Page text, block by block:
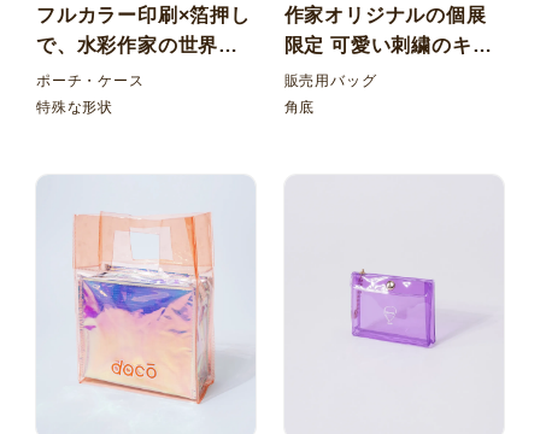
フルカラー印刷×箔押し
で、水彩作家の世界観
を表現！個展限定の合
皮本型ポーチ小物入れ
ポーチ・ケース
特殊な形状
作家オリジナルの個展
限定 可愛い刺繍のキャ
ラクターがポイントの
ナイロンランチバッグ
販売用バッグ
角底